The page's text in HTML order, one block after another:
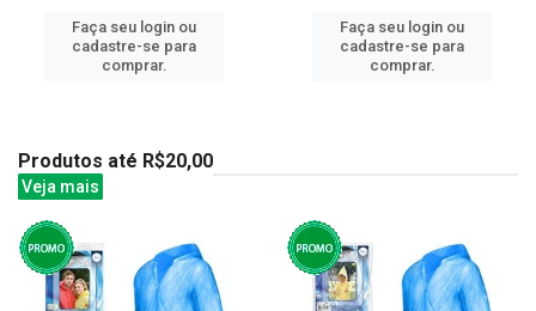
Faça seu login ou
cadastre-se para
comprar.
Faça seu login ou
cadastre-se para
comprar.
Produtos até R$20,00
Veja mais